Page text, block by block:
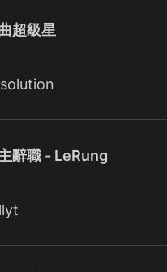
超級星
辭職 - LeRung